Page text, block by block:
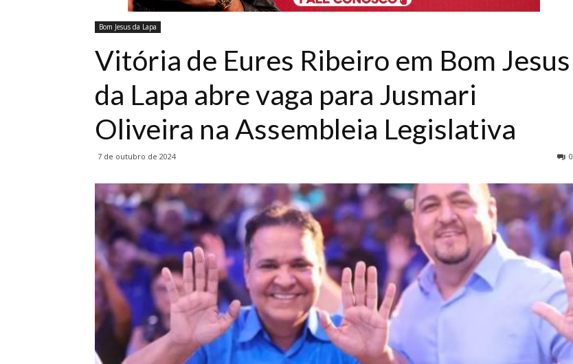
Bom Jesus da Lapa
Vitória de Eures Ribeiro em Bom Jesus
da Lapa abre vaga para Jusmari
Oliveira na Assembleia Legislativa
7 de outubro de 2024 0